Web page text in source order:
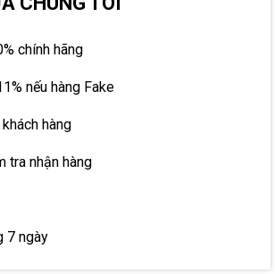
chính hãng
nếu hàng Fake
hàng
tra nhận hàng
7 ngày